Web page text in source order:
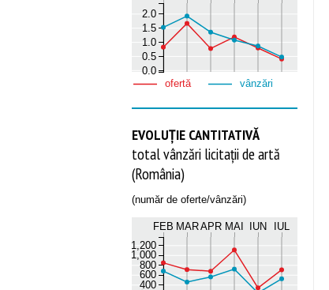
0.0
0.5
1.0
1.5
2.0
ofertă vânzări
EVOLUȚIE CANTITATIVĂ
total vânzări licitații de artă
(România)
(număr de oferte/vânzări)
FEB MARAPR MAI IUN IUL
400
600
800
1,000
1,200